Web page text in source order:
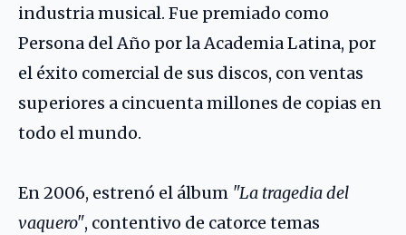
industria musical. Fue premiado como
Persona del Año por la Academia Latina, por
el éxito comercial de sus discos, con ventas
superiores a cincuenta millones de copias en
todo el mundo.
En 2006, estrenó el álbum "La tragedia del
vaquero", contentivo de catorce temas